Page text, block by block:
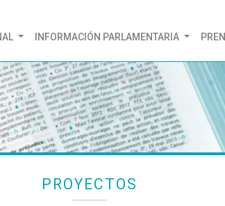
INFORMACIÓN PARLAMENTARIA
PROYECTOS